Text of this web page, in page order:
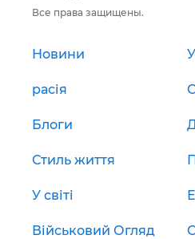
Все права защищены.
Новини
расія
Блоги
Стиль життя
У світі
Військовий Огляд